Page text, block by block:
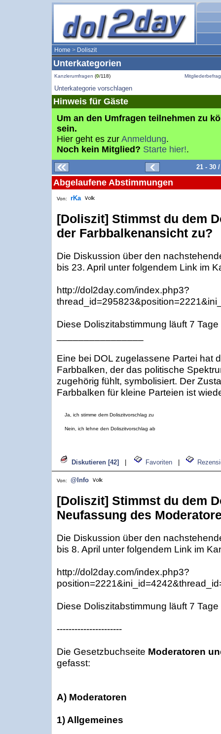
Home > Doliszit
Unterkategorien
Kanzlerumfragen (0/118)
Unterkategorie vorschlagen
Hinweis für Gäste
Um an den Umfragen teilnehmen zu
sein.
Hier geht es zur Anmeldung.
Noch kein Mitglied? Starte hier!.
21 - 30
Abgelaufene Abstimmungen
Von: rKa
[Doliszit] Stimmst du dem
der Farbbalkenansicht zu?
Die Diskussion über den
bis 23. April unter folgendem Link im
http://dol2day.com/index.php3?
Diese Doliszitabstimmung läuft 7
Eine bei DOL zugelassene Partei hat
Farbbalken, der das politische
zugehörig fühlt, symbolisiert. Der
Farbbalken für kleine Parteien ist
Ja, ich stimme dem Doliszitvorschlag zu
Nein, ich lehne den Doliszitvorschlag ab
Diskutieren [42] Favoriten
Von: @Info
[Doliszit] Stimmst du dem
Neufassung des
Die Diskussion über den
bis 8. April unter folgendem Link im
http://dol2day.com/index.php3?
Diese Doliszitabstimmung läuft 7
----------------------
Die Gesetzbuchseite Moderatoren
gefasst:
A) Moderatoren
1) Allgemeines